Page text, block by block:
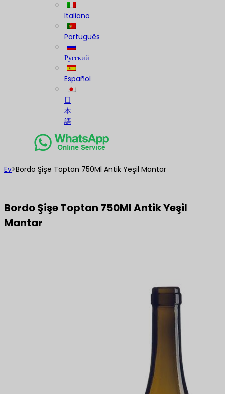
Italiano
Português
Русский
Español
日
本
語
Ev>Bordo Şişe Toptan 750Ml Antik Yeşil Mantar
Bordo Şişe Toptan 750Ml Antik Yeşil
Mantar